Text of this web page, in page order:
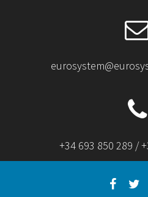
+34 693 850 289 /